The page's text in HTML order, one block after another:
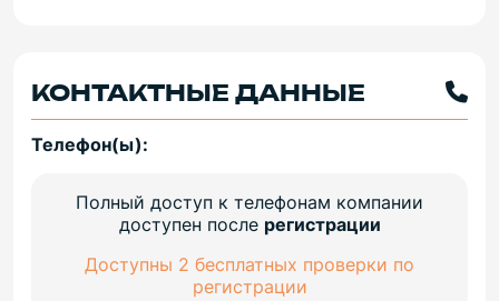
КОНТАКТНЫЕ ДАННЫЕ
Телефон(ы):
Полный доступ к телефонам компании
доступен после регистрации
Доступны 2 бесплатных проверки по
регистрации